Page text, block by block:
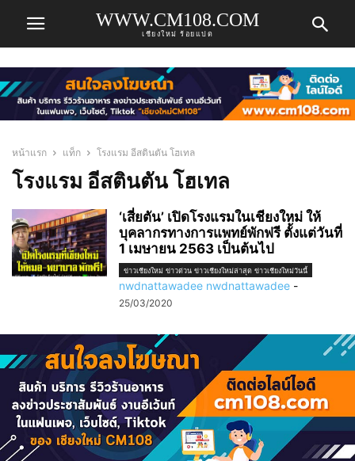
WWW.CM108.COM
เชียงใหม่ ร้อยแปด
หน้าแรก แท็ก โรงแรม อีสตินตัน โฮเทล
โรงแรม อีสตินตัน โฮเทล
‘เสี่ยตัน’ เปิดโรงแรมในเชียงใหม่ ให้
บุคลากรทางการแพทย์พักฟรี ตั้งแต่วันที่
1 เมษายน 2563 เป็นต้นไป
ข่าวเชียงใหม่ ข่าวด่วน ข่าวเชียงใหม่ล่าสุด ข่าวเชียงใหม่วันนี้
nwdnattawadee nwdnattawadee -
25/03/2020